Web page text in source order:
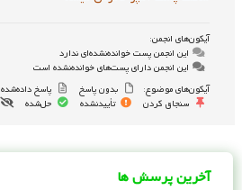
آیکون‌های انجمن:
این انجمن پست خوانده‌نشده‌ای ندارد
این انجمن دارای پست‌های خوانده‌نشده است
آیکون‌های موضوع:
بدون پاسخ پاسخ داده‌شده
سنجاق کردن
تأییدنشده حل‌شده
آخرین پرسش ها